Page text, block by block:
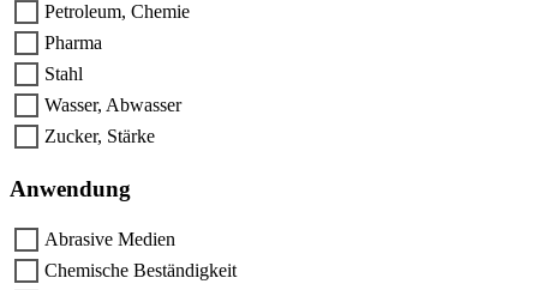
Petroleum, Chemie
Pharma
Stahl
Wasser, Abwasser
Zucker, Stärke
Anwendung
Abrasive Medien
Chemische Beständigkeit